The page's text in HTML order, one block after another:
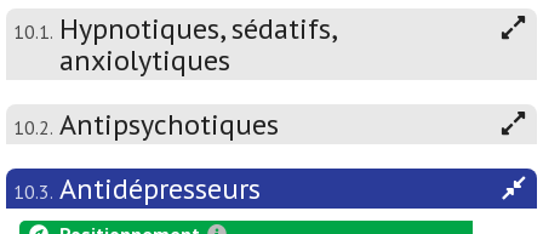
matières
10.1. Hypnotiques, sédatifs,
anxiolytiques
10.2. Antipsychotiques
10.3. Antidépresseurs